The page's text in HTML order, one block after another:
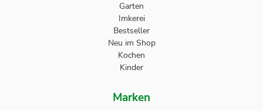
Garten
Imkerei
Bestseller
Neu im Shop
Kochen
Kinder
Marken